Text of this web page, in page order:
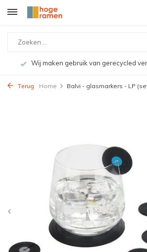
Wij maken gebruik van gerecycled
Terug Home Balvi - glasmarkers - LP